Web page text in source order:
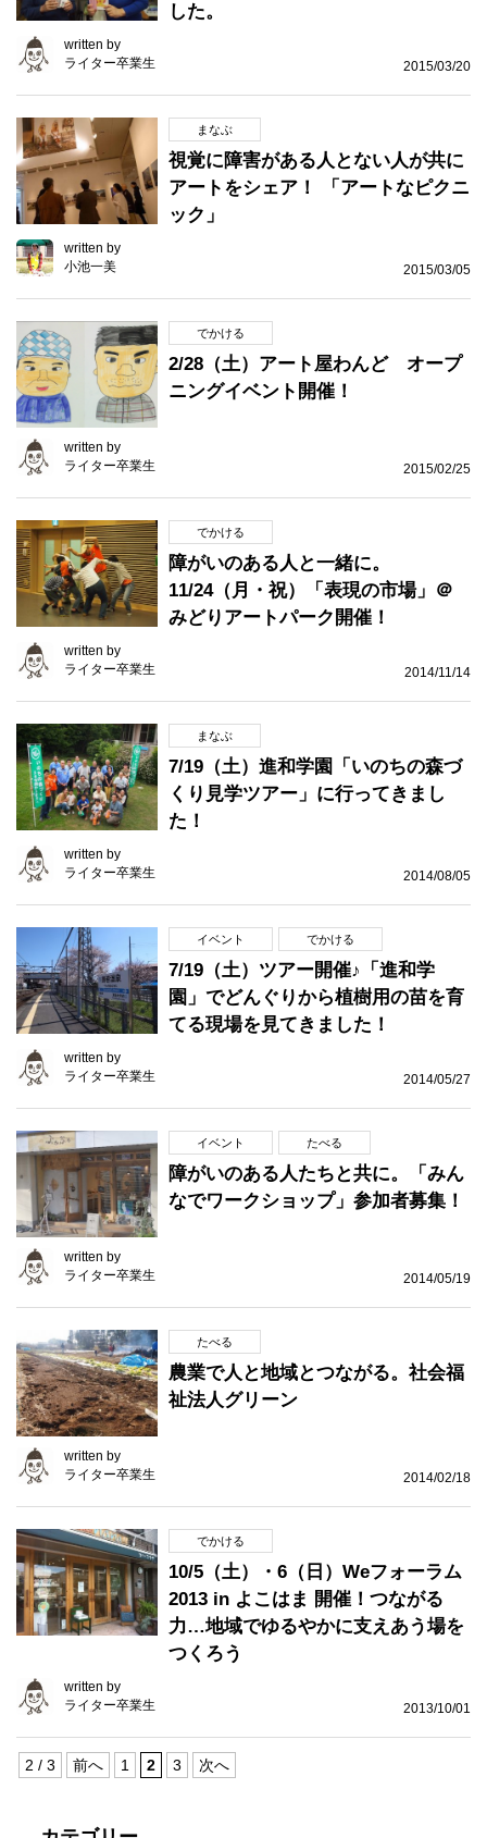
した。
written by
ライター卒業生
2015/03/20
まなぶ
視覚に障害がある人とない人が共に
アートをシェア！ 「アートなピクニ
ック」
written by
小池一美
2015/03/05
でかける
2/28（土）アート屋わんど オープ
ニングイベント開催！
written by
ライター卒業生
2015/02/25
でかける
障がいのある人と一緒に。
11/24（月・祝）「表現の市場」＠
みどりアートパーク開催！
written by
ライター卒業生
2014/11/14
まなぶ
7/19（土）進和学園「いのちの森づ
くり見学ツアー」に行ってきまし
た！
written by
ライター卒業生
2014/08/05
イベント でかける
7/19（土）ツアー開催♪「進和学
園」でどんぐりから植樹用の苗を育
てる現場を見てきました！
written by
ライター卒業生
2014/05/27
イベント たべる
障がいのある人たちと共に。「みん
なでワークショップ」参加者募集！
written by
ライター卒業生
2014/05/19
たべる
農業で人と地域とつながる。社会福
祉法人グリーン
written by
ライター卒業生
2014/02/18
でかける
10/5（土）・6（日）Weフォーラム
2013 in よこはま 開催！つながる
力…地域でゆるやかに支えあう場を
つくろう
written by
ライター卒業生
2013/10/01
2 / 3 前へ 1 2 3 次へ